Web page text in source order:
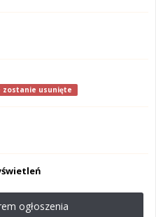
zostanie usunięte
ogłoszenia